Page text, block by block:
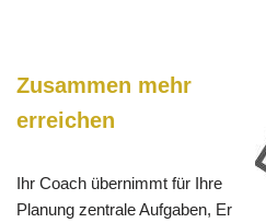
Zusammen mehr
erreichen
Ihr Coach übernimmt für Ihre
Planung zentrale Aufgaben, Er